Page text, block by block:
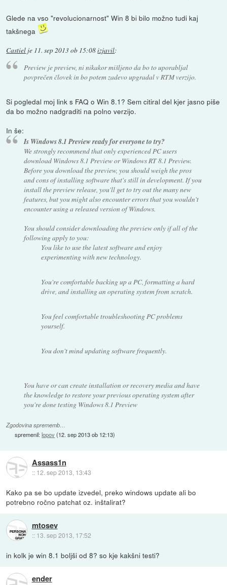
Glede na vso "revolucionarnost" Win 8 bi bilo možno tudi kaj
takšnega
Castiel je 11. sep 2013 ob 15:08izjavil:
Preview je preview, ni nikakor mišljeno da bo to uporabljal
povprečen človek in bo potem zadevo upgradal v RTM verzijo.
Si pogledal moj link s FAQ o Win 8.1? Sem citiral del kjer jasno piše
da bo možno nadgraditi na polno verzijo.
In še:
Is Windows 8.1 Preview ready for everyone to try?
We strongly recommend that only experienced PC users
download Windows 8.1 Preview or Windows RT 8.1 Preview.
Before you download the preview, you should weigh the pros
and cons of installing software that's still in development. If you
install the preview release, you'll get to try out the many new
features, but you might also encounter errors that you wouldn't
encounter using a released version of Windows.
You should consider downloading the preview only if all of the
following apply to you:
You like to use the latest software and enjoy
experimenting with new technology.
You're comfortable backing up a PC, formatting a hard
drive, and installing an operating system from scratch.
You feel comfortable troubleshooting PC problems
yourself.
You don't mind updating software frequently.
You have or can create installation or recovery media and have
the knowledge to restore your previous operating system after
you're done testing Windows 8.1 Preview
Zgodovina sprememb…
spremenil:lopov(12. sep 2013 ob 12:13)
Assass1n
:: 12. sep 2013, 13:43
Kako pa se bo update izvedel, preko windows update ali bo
potrebno ročno patchat oz. inštalirat?
mtosev
:: 13. sep 2013, 17:52
in kolk je win 8.1 boljši od 8? so kje kakšni testi?
ender